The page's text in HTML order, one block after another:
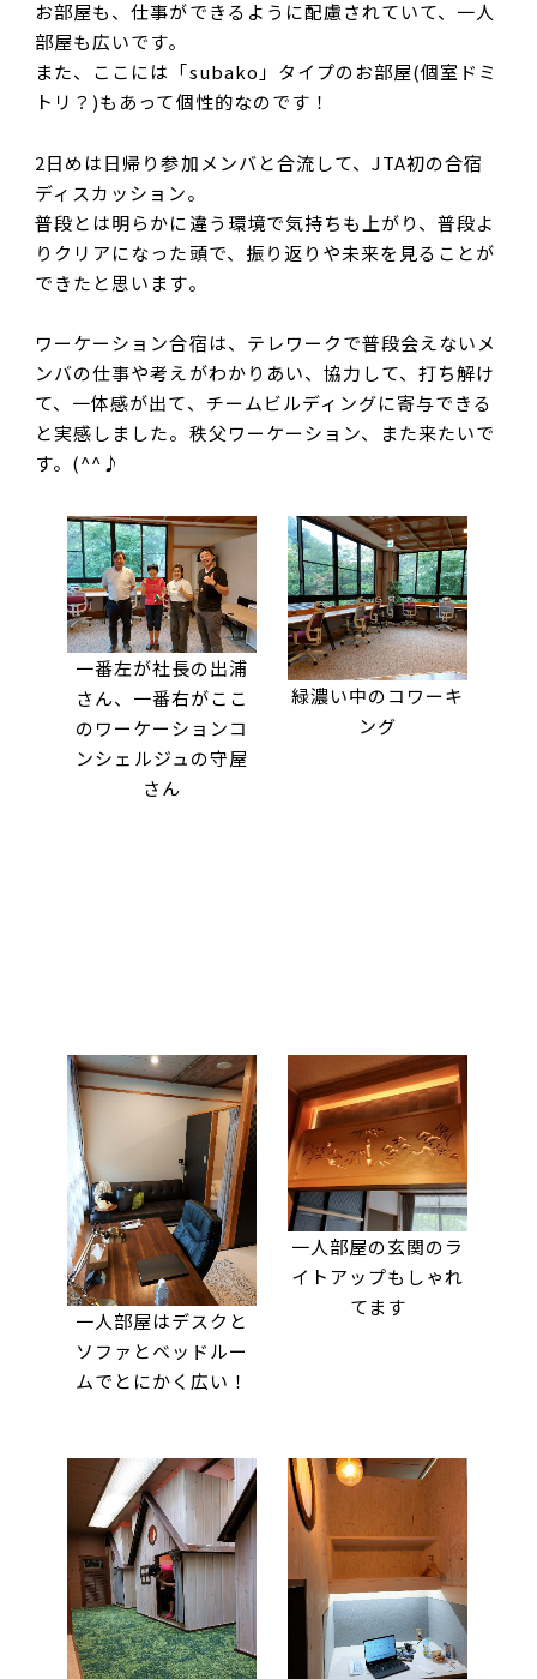
お部屋も、仕事ができるように配慮されていて、一人
部屋も広いです。
また、ここには「subako」タイプのお部屋(個室ドミ
トリ？)もあって個性的なのです！
2日めは日帰り参加メンバと合流して、JTA初の合宿
ディスカッション。
普段とは明らかに違う環境で気持ちも上がり、普段よ
りクリアになった頭で、振り返りや未来を見ることが
できたと思います。
ワーケーション合宿は、テレワークで普段会えないメ
ンバの仕事や考えがわかりあい、協力して、打ち解け
て、一体感が出て、チームビルディングに寄与できる
と実感しました。秩父ワーケーション、また来たいで
す。(^^♪
一番左が社長の出浦
さん、一番右がここ
のワーケーションコ
ンシェルジュの守屋
さん
緑濃い中のコワーキ
ング
一人部屋はデスクと
ソファとベッドルー
ムでとにかく広い！
一人部屋の玄関のラ
イトアップもしゃれ
てます